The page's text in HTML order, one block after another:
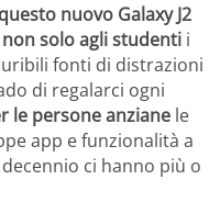
questo nuovo Galaxy J2
solo agli studenti i
fonti di distrazioni
di regalarci ogni
le persone anziane le
app e funzionalità a
ci hanno più o